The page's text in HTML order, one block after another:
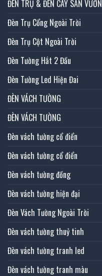
ĐÈN TRỤ & ĐÈN CÂY SÂN VƯỜN
Đèn Trụ Cổng Ngoài Trời
Đèn Trụ Cột Ngoài Trời
Đèn Tường Hắt 2 Đầu
Đèn Tường Led Hiện Đai
ĐÈN VÁCH TƯỜNG
ĐÈN VÁCH TƯỜNG
Đèn vách tường cổ điển
Đèn vách tường cổ điển
Đèn vách tường đồng
Đèn vách tường hiện đại
Đèn Vách Tường Ngoài Trời
Đèn vách tường thuỷ tinh
Đèn vách tường tranh led
Đèn vách tường tranh màu